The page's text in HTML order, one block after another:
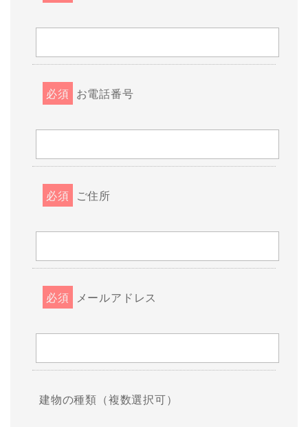
必須 お電話番号
必須 ご住所
必須 メールアドレス
建物の種類（複数選択可）